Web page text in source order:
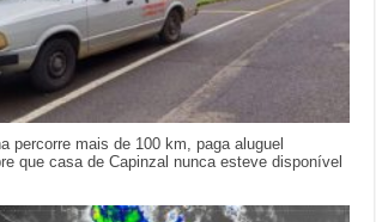
percorre mais de 100 km, paga aluguel
que casa de Capinzal nunca esteve disponível